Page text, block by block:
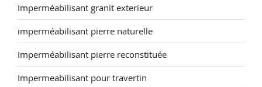
Imperméabilisant granit exterieur
imperméabilisant pierre naturelle
Imperméabilisant pierre reconstituée
Impermeabilisant pour travertin